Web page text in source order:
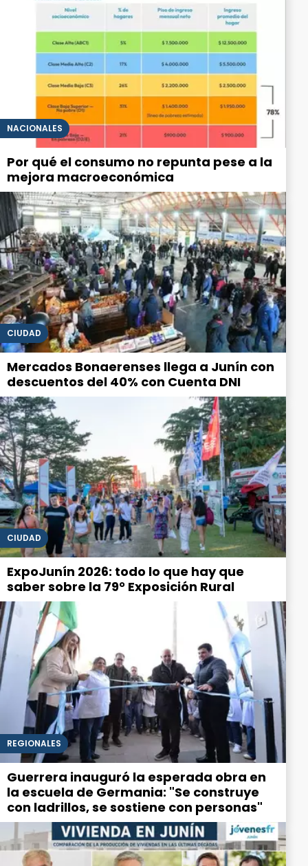
NACIONALES
Por qué el consumo no repunta pese a la
mejora macroeconómica
CIUDAD
Mercados Bonaerenses llega a Junín con
descuentos del 40% con Cuenta DNI
CIUDAD
ExpoJunín 2026: todo lo que hay que
saber sobre la 79° Exposición Rural
REGIONALES
Guerrera inauguró la esperada obra en
la escuela de Germania: "Se construye
con ladrillos, se sostiene con personas"